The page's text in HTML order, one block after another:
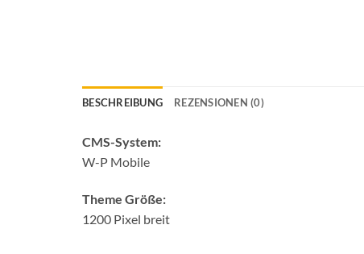
BESCHREIBUNG REZENSIONEN (0)
CMS-System:
W-P Mobile
Theme Größe:
1200 Pixel breit